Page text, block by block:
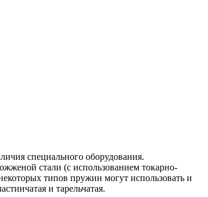
специального оборудования.
стали (с использованием токарно-
типов пружин могут использовать и
и тарельчатая.